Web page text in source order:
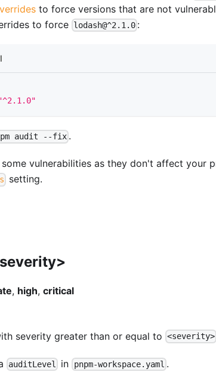
to force versions that are not
to force lodash@^2.1.0 :
audit --fix .
vulnerabilities as they don't affect your
setting.
, high, critical
severity greater than or equal to <severity>
auditLevel in pnpm-workspace.yaml .